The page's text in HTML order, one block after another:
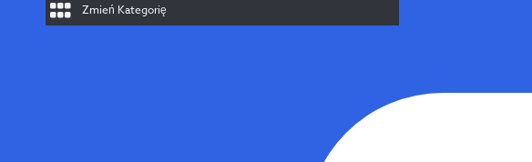
Zmień Kategorię